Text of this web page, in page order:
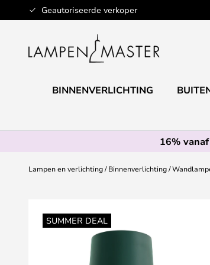
Geautoriseerde verkoper
Ga
naar
inhoud
BINNENVERLICHTING
16%
Lampen en verlichting Binnenverlichting
SUMMER DEAL
naar